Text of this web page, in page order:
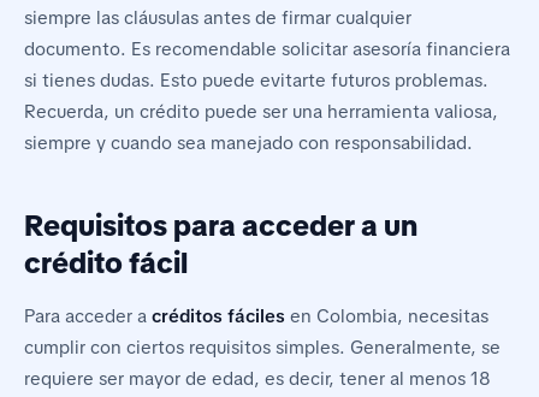
siempre las cláusulas antes de firmar cualquier
documento. Es recomendable solicitar asesoría financiera
si tienes dudas. Esto puede evitarte futuros problemas.
Recuerda, un crédito puede ser una herramienta valiosa,
siempre y cuando sea manejado con responsabilidad.
Requisitos para acceder a un
crédito fácil
Para acceder a créditos fáciles en Colombia, necesitas
cumplir con ciertos requisitos simples. Generalmente, se
requiere ser mayor de edad, es decir, tener al menos 18